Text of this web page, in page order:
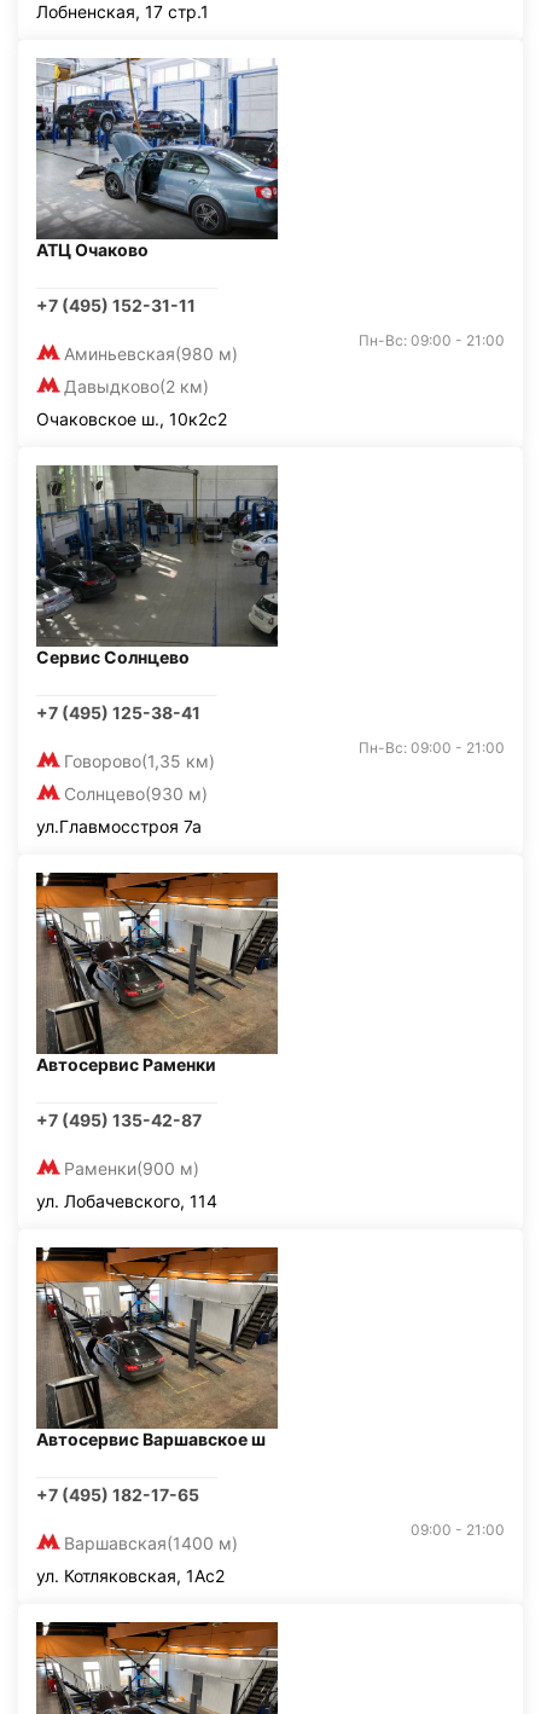
Лобненская, 17 стр.1
АТЦ Очаково
+7 (495) 152-31-11
Аминьевская(980 м)
Давыдково(2 км)
Пн-Вс: 09:00 - 21:00
Очаковское ш., 10к2с2
Сервис Солнцево
+7 (495) 125-38-41
Говорово(1,35 км)
Солнцево(930 м)
Пн-Вс: 09:00 - 21:00
ул.Главмосстроя 7а
Автосервис Раменки
+7 (495) 135-42-87
Раменки(900 м)
ул. Лобачевского, 114
Автосервис Варшавское ш
+7 (495) 182-17-65
Варшавская(1400 м)
09:00 - 21:00
ул. Котляковская, 1Ас2